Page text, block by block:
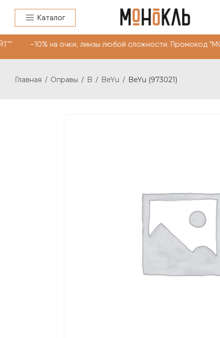
Каталог
на очки, линзы любой сложности.
Главная / Оправы / B / BeYu / BeYu (973021)